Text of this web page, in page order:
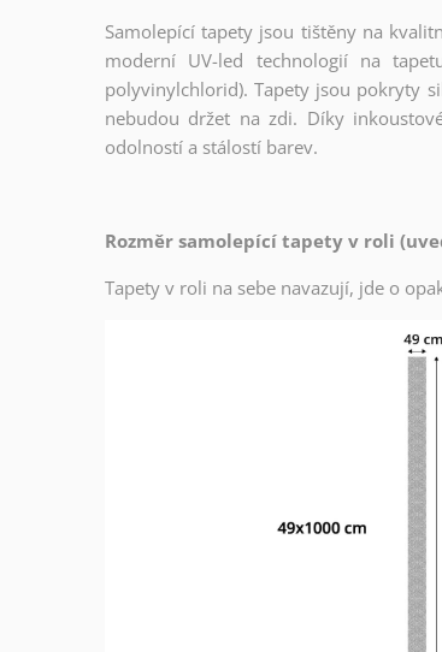
Samolepící tapety jsou tištěny na
moderní UV-led technologií na
polyvinylchlorid). Tapety jsou pokryty
nebudou držet na zdi. Díky
odolností a stálostí barev.
Rozměr samolepící tapety v roli
Tapety v roli na sebe navazují, jde o